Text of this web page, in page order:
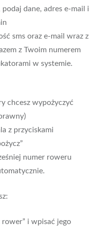
podaj dane, adres e-mail i
sms oraz e-mail wraz z
z Twoim numerem
w systemie.
chcesz wypożyczyć
z przyciskami
numer roweru
rower” i wpisać jego